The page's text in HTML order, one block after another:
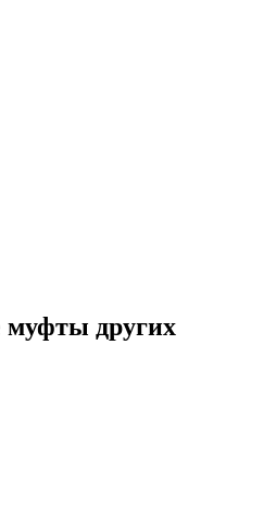
муфты других